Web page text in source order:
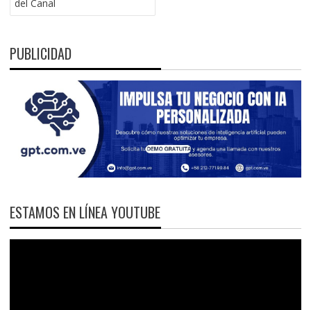
del Canal
PUBLICIDAD
ESTAMOS EN LÍNEA YOUTUBE